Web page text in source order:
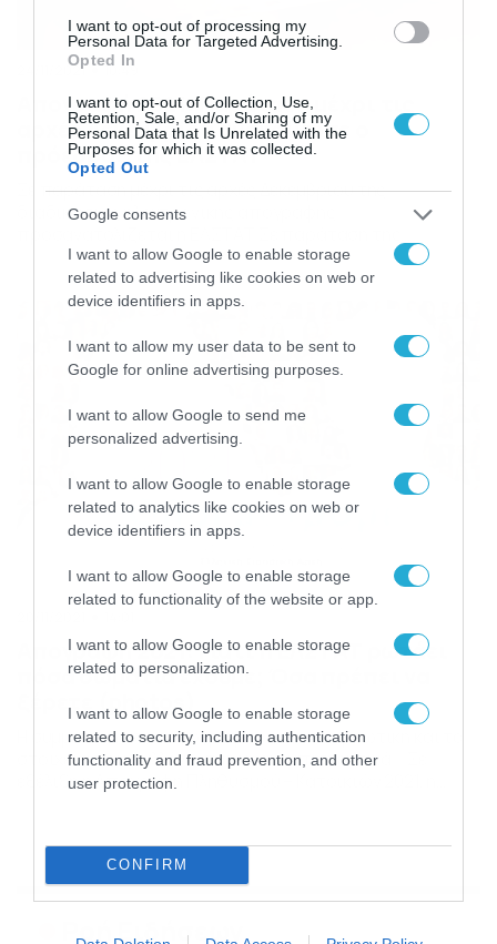
I want to opt-out of processing my
Personal Data for Targeted Advertising.
Opted In
I want to opt-out of Collection, Use,
Retention, Sale, and/or Sharing of my
Personal Data that Is Unrelated with the
Purposes for which it was collected.
Opted Out
Google consents
I want to allow Google to enable storage
related to advertising like cookies on web or
device identifiers in apps.
I want to allow my user data to be sent to
Google for online advertising purposes.
I want to allow Google to send me
personalized advertising.
I want to allow Google to enable storage
related to analytics like cookies on web or
device identifiers in apps.
I want to allow Google to enable storage
related to functionality of the website or app.
I want to allow Google to enable storage
related to personalization.
I want to allow Google to enable storage
related to security, including authentication
functionality and fraud prevention, and other
user protection.
CONFIRM
24/11/2021 10:49
Απογραφή 2021: Παράταση μέχρι τις
αρχές Δεκεμβρίου ανακοίνωσε ο
πρόεδρος της ΕΛΣΤΑΤ
Σε παράταση μέχρι τις αρχές Δεκεμβρίου της
διαδικασίας ηλεκτρονικής απογραφής
διαδικασίας απογραφής θα προχωρήσει η ΕΛΣΤΑΤ.
Όπως δήλωσε το πρωί της Τετάρτης στον ΑΝΤ1 ο
πρόεδρος της ΕΛΣΤΑΤ αν και δεν υπάρχει ακόμα
αυτή εκτιμάται ότι θα αφορά τις αρχές Δεκεμβρίου.
«Είμαστε […]
Απογραφή 2021: Γιατί η ΕΛΣΤΑΤ ρωτάει
πόσα δωμάτια έχουμε; Όσα πρέπει να
ξέρετε (photos)
Η συμμετοχή στην απογραφή είναι υποχρεωτική και τα
στοιχεία που συλλέγονται είναι εμπιστευτικά Σε
εξέλιξη η Απογραφή Πληθυσμού – Κατοικιών 2021, η
Ελλάδας σε κάθε περιφερειακή ενότητα, δήμο ή
κοινότητα και αυτοτελή οικισμό, καλύπτοντας όλη την
επικράτεια (ηπειρωτική Ελλάδα, […]
Ροή Ειδήσεων